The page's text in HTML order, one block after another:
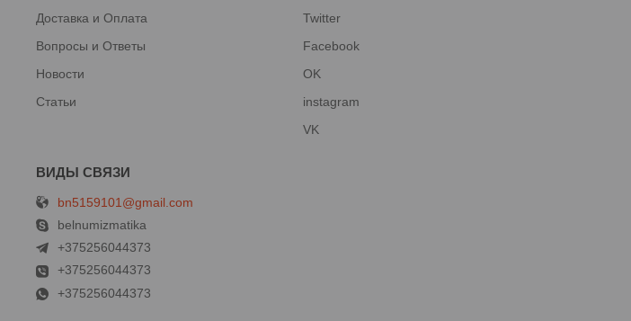
Доставка и Оплата
Вопросы и Ответы
Новости
Статьи
Twitter
Facebook
OK
instagram
VK
bn5159101@gmail.com
belnumizmatika
+375256044373
+375256044373
+375256044373